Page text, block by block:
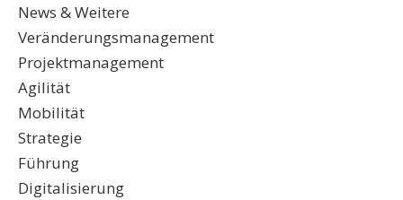
News & Weitere
Veränderungsmanagement
Projektmanagement
Agilität
Mobilität
Strategie
Führung
Digitalisierung